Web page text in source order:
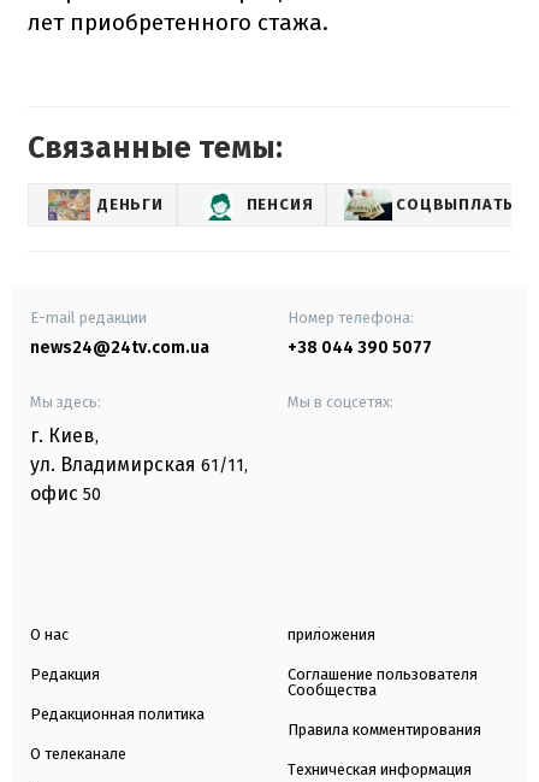
лет приобретенного стажа.
Связанные темы:
ДЕНЬГИ ПЕНСИЯ СОЦВЫПЛАТЫ
E-mail редакции
news24@24tv.com.ua
Номер телефона:
+38 044 390 5077
Мы здесь:
г. Киев,
ул. Владимирская 61/11,
офис 50
Мы в соцсетях:
О нас
Редакция
Редакционная политика
О телеканале
приложения
Соглашение пользователя
Сообщества
Правила комментирования
Техническая информация